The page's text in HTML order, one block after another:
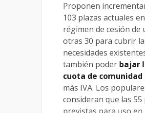
Proponen
103 plazas actuales en
régimen de cesión de
otras 30 para cubrir
necesidades
también poder bajar
cuota de comunidad
más IVA. Los
consideran que las 55